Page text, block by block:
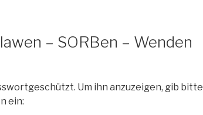
– SORBen – Wenden
Um ihn anzuzeigen, gib bitte
ein: